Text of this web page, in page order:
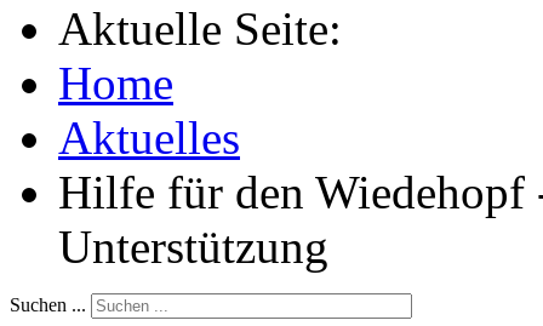
Aktuelle Seite:
Home
Aktuelles
Hilfe für den
Unterstützung
Suchen ...